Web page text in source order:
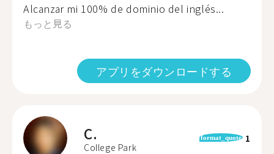
Alcanzar mi 100% de dominio del inglés...
もっと見る
アプリをダウンロードする
C.
College Park
format_quote 1